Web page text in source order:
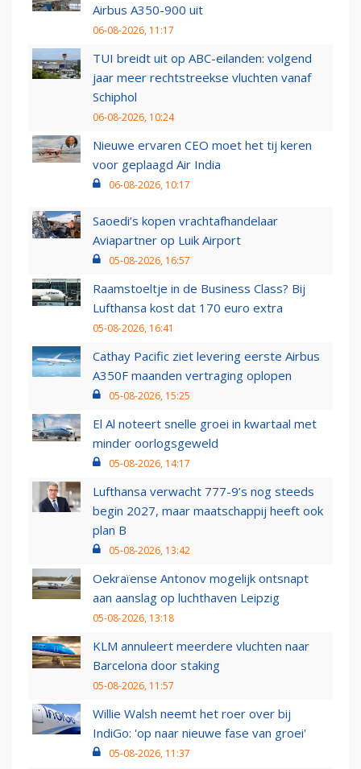
Airbus A350-900 uit
06-08-2026, 11:17
TUI breidt uit op ABC-eilanden: volgend
jaar meer rechtstreekse vluchten vanaf
Schiphol
06-08-2026, 10:24
Nieuwe ervaren CEO moet het tij keren
voor geplaagd Air India
06-08-2026, 10:17
Saoedi’s kopen vrachtafhandelaar
Aviapartner op Luik Airport
05-08-2026, 16:57
Raamstoeltje in de Business Class? Bij
Lufthansa kost dat 170 euro extra
05-08-2026, 16:41
Cathay Pacific ziet levering eerste Airbus
A350F maanden vertraging oplopen
05-08-2026, 15:25
El Al noteert snelle groei in kwartaal met
minder oorlogsgeweld
05-08-2026, 14:17
Lufthansa verwacht 777-9’s nog steeds
begin 2027, maar maatschappij heeft ook
plan B
05-08-2026, 13:42
Oekraïense Antonov mogelijk ontsnapt
aan aanslag op luchthaven Leipzig
05-08-2026, 13:18
KLM annuleert meerdere vluchten naar
Barcelona door staking
05-08-2026, 11:57
Willie Walsh neemt het roer over bij
IndiGo: 'op naar nieuwe fase van groei'
05-08-2026, 11:37